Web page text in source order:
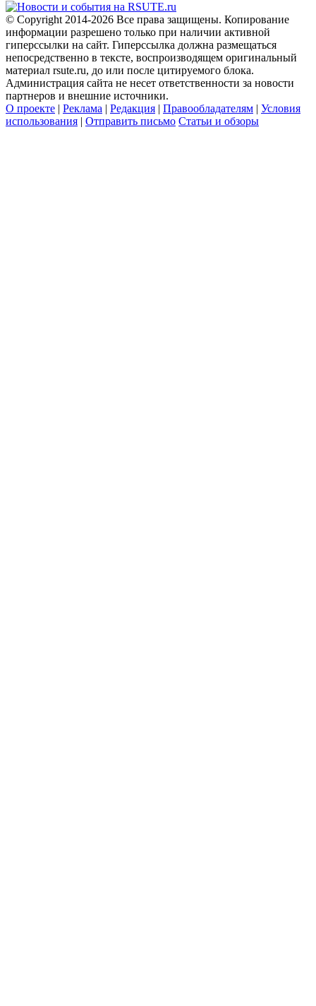
© Copyright 2014-2026 Все права защищены. Копирование
информации разрешено только при наличии активной
гиперссылки на сайт. Гиперссылка должна размещаться
непосредственно в тексте, воспроизводящем оригинальный
материал rsute.ru, до или после цитируемого блока.
Администрация сайта не несет ответственности за новости
партнеров и внешние источники.
О проекте | Реклама | Редакция | Правообладателям | Условия
использования | Отправить письмо Статьи и обзоры